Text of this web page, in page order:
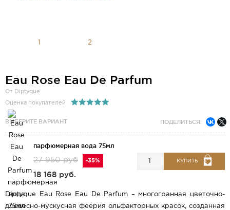
Eau Rose Eau De Parfum
От Diptyque
Оценка покупателей
ВЫБЕРИТЕ ВАРИАНТ ПОДЕЛИТЬСЯ:
парфюмерная вода 75мл
27 950 руб -35%
18 168 руб.
КУПИТЬ
Diptyque Eau Rose Eau De Parfum – многогранная цветочно-
древесно-мускусная феерия ольфакторных красок, созданная